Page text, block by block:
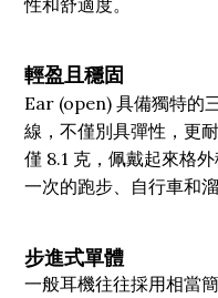
輕盈且穩固
Ear (open) 具備獨特的
線，不僅別具彈性，更
僅 8.1 克，佩戴起來格
一次的跑步、自行車和
步進式單體
一般耳機往往採用相當